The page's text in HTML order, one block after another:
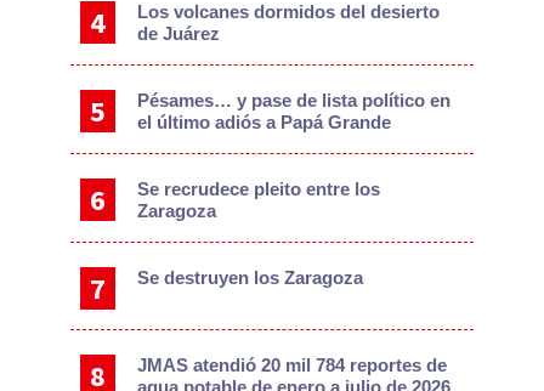
Los volcanes dormidos del desierto
de Juárez
Pésames… y pase de lista político en
el último adiós a Papá Grande
Se recrudece pleito entre los
Zaragoza
Se destruyen los Zaragoza
JMAS atendió 20 mil 784 reportes de